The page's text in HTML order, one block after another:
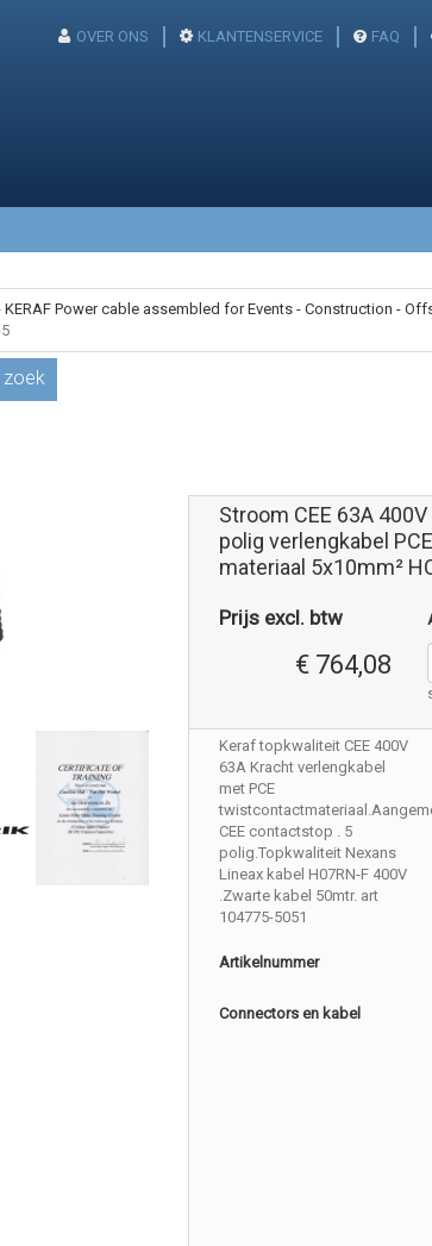
OVER ONS KLANTENSERVICE FAQ
Power cable assembled for Events - Construction -
zoek
Stroom CEE 63A
polig verlengkabel
materiaal 5x10mm²
Prijs excl. btw
€ 764,08
Keraf topkwaliteit CEE 400V
63A Kracht verlengkabel
met PCE
CEE contactstop . 5
polig.Topkwaliteit Nexans
Lineax kabel H07RN-F 400V
.Zwarte kabel 50mtr. art
104775-5051
Artikelnummer
Connectors en kabel